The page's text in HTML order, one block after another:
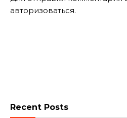
авторизоваться.
Recent Posts